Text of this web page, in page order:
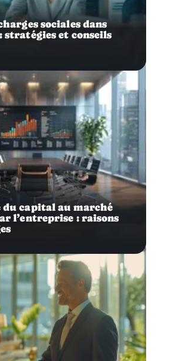
sociales dans
stratégies et conseils
capital au marché
l’entreprise : raisons